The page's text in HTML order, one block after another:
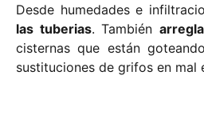
Desde humedades e
las tuberias. También
cisternas que están
sustituciones de grifos en mal